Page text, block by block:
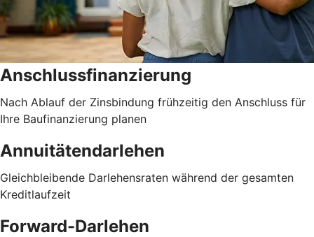
Anschlussfinanzierung
Nach Ablauf der Zinsbindung frühzeitig den Anschluss für
Ihre Baufinanzierung planen
Annuitätendarlehen
Gleichbleibende Darlehensraten während der gesamten
Kreditlaufzeit
Forward-Darlehen